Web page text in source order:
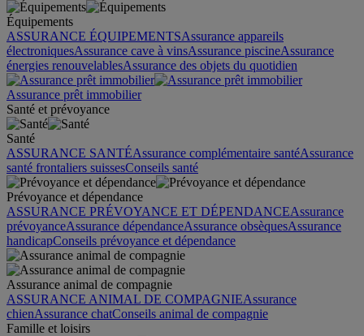
Équipements
ASSURANCE ÉQUIPEMENTSAssurance appareils
électroniquesAssurance cave à vinsAssurance piscineAssurance
énergies renouvelablesAssurance des objets du quotidien
Assurance prêt immobilier
Santé et prévoyance
Santé
ASSURANCE SANTÉAssurance complémentaire santéAssurance
santé frontaliers suissesConseils santé
Prévoyance et dépendance
ASSURANCE PRÉVOYANCE ET DÉPENDANCEAssurance
prévoyanceAssurance dépendanceAssurance obsèquesAssurance
handicapConseils prévoyance et dépendance
Assurance animal de compagnie
ASSURANCE ANIMAL DE COMPAGNIEAssurance
chienAssurance chatConseils animal de compagnie
Famille et loisirs